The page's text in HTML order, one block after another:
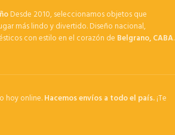
Desde 2010, seleccionamos objetos que
más lindo y divertido. Diseño nacional,
con estilo en el corazón de Belgrano, CABA.
hoy online.Hacemos envíos a todo el país.¡Te